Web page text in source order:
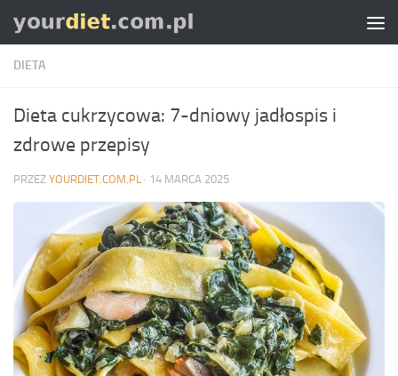
Skip to content
DIETA
Dieta cukrzycowa: 7-dniowy jadłospis i
zdrowe przepisy
PRZEZ YOURDIET.COM.PL · 14 MARCA 2025